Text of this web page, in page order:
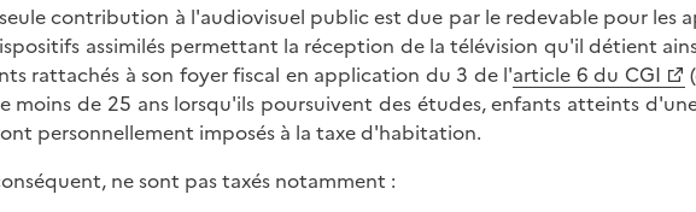
contribution à l'audiovisuel public est due par le redevable pour les
assimilés permettant la réception de la télévision qu'il détient
rattachés à son foyer fiscal en application du 3 de l'article 6 du CGI
moins de 25 ans lorsqu'ils poursuivent des études, enfants atteints
personnellement imposés à la taxe d'habitation.
ne sont pas taxés notamment :